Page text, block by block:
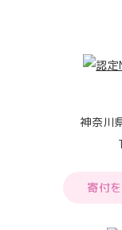
神奈川
寄付